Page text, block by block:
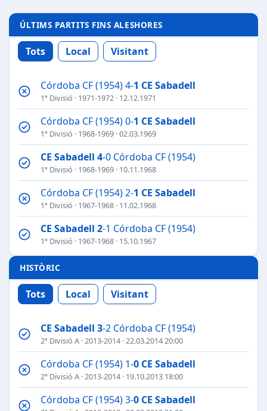
ÚLTIMS PARTITS FINS ALESHORES
Tots Local Visitant
Córdoba CF (1954) 4-1 CE Sabadell
1ª Divisió · 1971-1972 · 12.12.1971
Córdoba CF (1954) 0-1 CE Sabadell
1ª Divisió · 1968-1969 · 02.03.1969
CE Sabadell 4-0 Córdoba CF (1954)
1ª Divisió · 1968-1969 · 10.11.1968
Córdoba CF (1954) 2-1 CE Sabadell
1ª Divisió · 1967-1968 · 11.02.1968
CE Sabadell 2-1 Córdoba CF (1954)
1ª Divisió · 1967-1968 · 15.10.1967
HISTÒRIC
Tots Local Visitant
CE Sabadell 3-2 Córdoba CF (1954)
2ª Divisió A ·2013-2014 · 22.03.2014 20:00
Córdoba CF (1954) 1-0 CE Sabadell
2ª Divisió A ·2013-2014 · 19.10.2013 18:00
Córdoba CF (1954) 3-0 CE Sabadell